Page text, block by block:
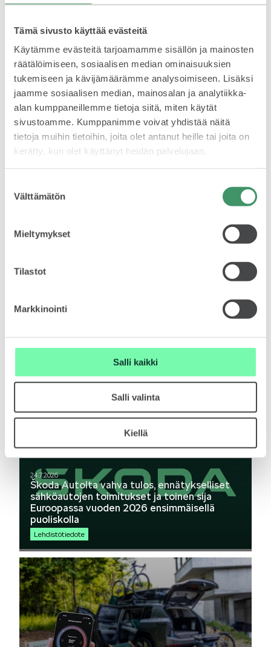
Tämä sivusto käyttää evästeitä
Käytämme evästeitä tarjoamamme sisällön ja mainosten
räätälöimiseen, sosiaalisen median ominaisuuksien
tukemiseen ja kävijämäärämme analysoimiseen. Lisäksi
jaamme sosiaalisen median, mainosalan ja analytiikka-
alan kumppaneillemme tietoja siitä, miten käytät
sivustoamme. Kumppanimme voivat yhdistää näitä
tietoja muihin tietoihin, joita olet antanut heille tai joita on
kerätty, kun olet käyttänyt heidän palvelujaan.
valinta
Välttämätön
Mieltymykset
Tilastot
Markkinointi
Salli kaikki
Salli valinta
Kiellä
SPONSOROINTI & YHTEISTYÖ
KLASSIKOT
Mallit
FABIA
OCTAVIA
SCALA
myötä Škodalla on hallussaan urheilulajien
virallisen pääsponsorin maailmanennätys.
Koko tiedote on luettavissa myös sivun oikean
reunan PDF-tiedostosta.
LATAA LEHDISTÖTIEDOTE
Lataa tiedote (PDF)
LISÄÄ TIEDOTTEITA
Škoda Auto on käynnistänyt uuden Peaq-
mallin tuotannon Mladá Boleslavissa
24.7.2026
Škoda Autolta vahva tulos, ennätykselliset
sähköautojen toimitukset ja toinen sija
Euroopassa vuoden 2026 ensimmäisellä
puoliskolla
Lehdistötiedote